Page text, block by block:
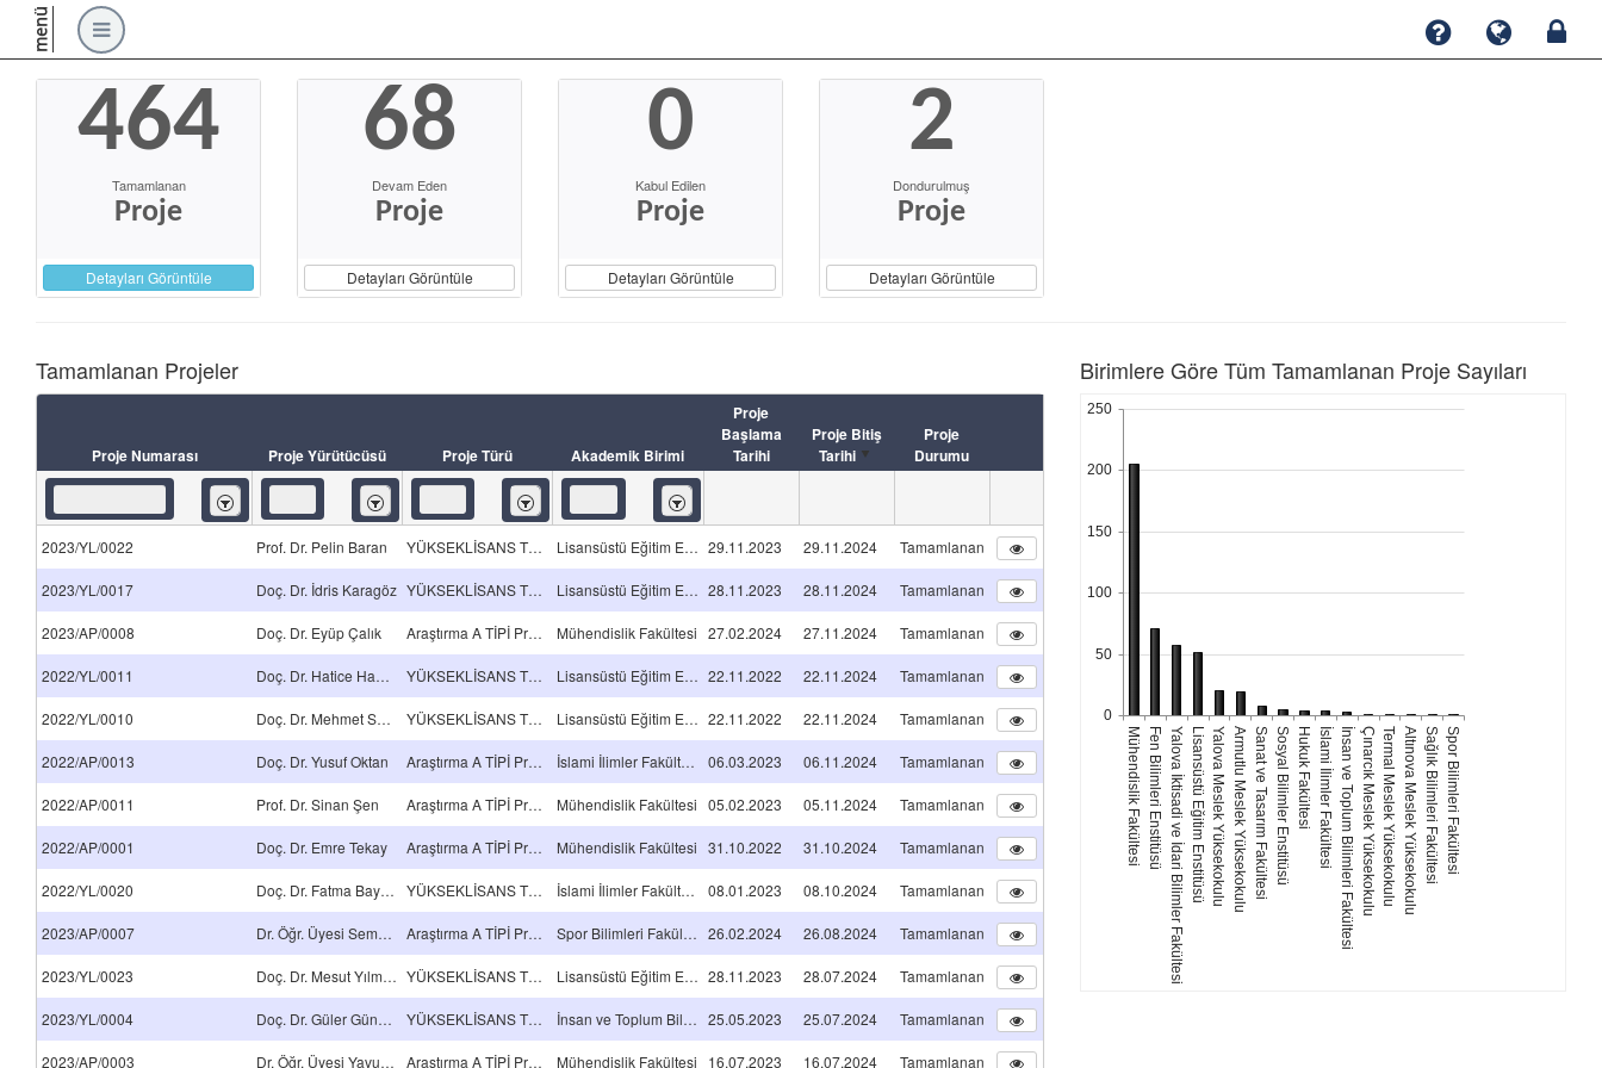
menü
464
Tamamlanan
Proje
Detayları Görüntüle
68
Devam Eden
Proje
Detayları Görüntüle
0
Kabul Edilen
Proje
Detayları Görüntüle
2
Dondurulmuş
Proje
Detayları Görüntüle
Tamamlanan Projeler
Proje Numarası Proje Yürütücüsü Proje Türü Akademik Birimi
Proje
Başlama
Tarihi
Proje Bitiş
Tarihi
Proje
Durumu
İçeren İçeren İçeren İçeren
2023/YL/0022 Prof. Dr. Pelin Baran YÜKSEKLİSANS TEZ PROJESİ Lisansüstü Eğitim Enstitüsü 29.11.2023 29.11.2024 Tamamlanan
2023/YL/0017 Doç. Dr. İdris Karagöz YÜKSEKLİSANS TEZ PROJESİ Lisansüstü Eğitim Enstitüsü 28.11.2023 28.11.2024 Tamamlanan
2023/AP/0008 Doç. Dr. Eyüp Çalık Araştırma A TİPİ Projeleri Mühendislik Fakültesi 27.02.2024 27.11.2024 Tamamlanan
2022/YL/0011 Doç. Dr. Hatice Hande Mert YÜKSEKLİSANS TEZ PROJESİ Lisansüstü Eğitim Enstitüsü 22.11.2022 22.11.2024 Tamamlanan
2022/YL/0010 Doç. Dr. Mehmet Selçuk Mert YÜKSEKLİSANS TEZ PROJESİ Lisansüstü Eğitim Enstitüsü 22.11.2022 22.11.2024 Tamamlanan
2022/AP/0013 Doç. Dr. Yusuf Oktan Araştırma A TİPİ Projeleri İslami İlimler Fakültesi 06.03.2023 06.11.2024 Tamamlanan
2022/AP/0011 Prof. Dr. Sinan Şen Araştırma A TİPİ Projeleri Mühendislik Fakültesi 05.02.2023 05.11.2024 Tamamlanan
2022/AP/0001 Doç. Dr. Emre Tekay Araştırma A TİPİ Projeleri Mühendislik Fakültesi 31.10.2022 31.10.2024 Tamamlanan
2022/YL/0020 Doç. Dr. Fatma Baynal YÜKSEKLİSANS TEZ PROJESİ İslami İlimler Fakültesi 08.01.2023 08.10.2024 Tamamlanan
2023/AP/0007 Dr. Öğr. Üyesi Sema Arslan Kabasakal Araştırma A TİPİ Projeleri Spor Bilimleri Fakültesi 26.02.2024 26.08.2024 Tamamlanan
2023/YL/0023 Doç. Dr. Mesut Yılmazoğlu YÜKSEKLİSANS TEZ PROJESİ Lisansüstü Eğitim Enstitüsü 28.11.2023 28.07.2024 Tamamlanan
2023/YL/0004 Doç. Dr. Güler Güneş Aslan YÜKSEKLİSANS TEZ PROJESİ İnsan ve Toplum Bilimleri Fakültesi 25.05.2023 25.07.2024 Tamamlanan
2023/AP/0003 Dr. Öğr. Üyesi Yavuz Abut Araştırma A TİPİ Projeleri Mühendislik Fakültesi 16.07.2023 16.07.2024 Tamamlanan
Birimlere Göre Tüm Tamamlanan Proje Sayıları
Mühendislik FakültesiFen Bilimleri EnstitüsüYalova İktisadi ve İdari Bilimler FakültesiLisansüstü Eğitim EnstitüsüYalova Meslek YüksekokuluArmutlu Meslek YüksekokuluSanat ve Tasarım FakültesiSosyal Bilimler EnstitüsüHukuk Fakültesiİslami İlimler Fakültesiİnsan ve Toplum Bilimleri FakültesiÇınarcık Meslek YüksekokuluTermal Meslek YüksekokuluAltınova Meslek YüksekokuluSağlık Bilimleri FakültesiSpor Bilimleri Fakültesi
0
50
100
150
200
250